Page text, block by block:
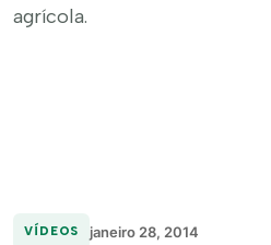
agrícola.
VÍDEOS janeiro 28, 2014